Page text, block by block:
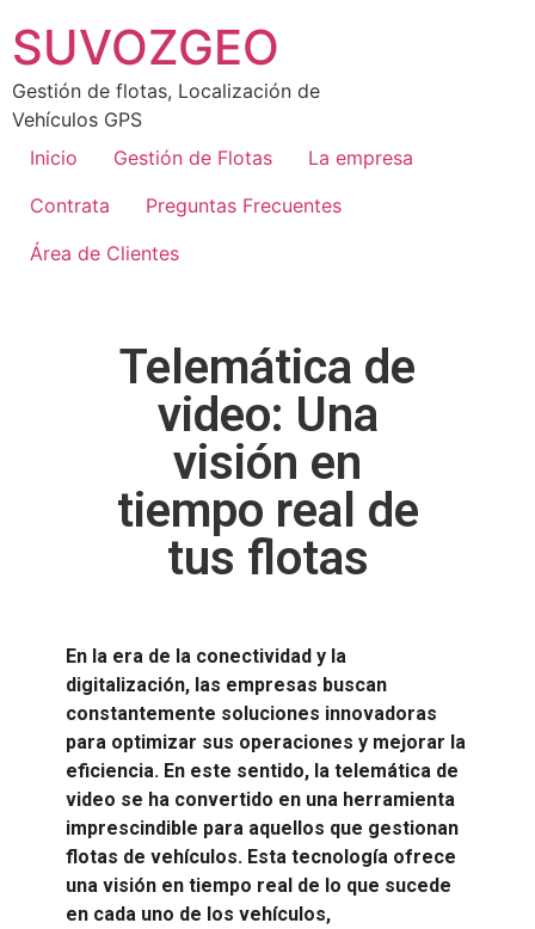
SUVOZGEO
Gestión de flotas, Localización de
Vehículos GPS
Inicio
Gestión de Flotas
La empresa
Contrata
Preguntas Frecuentes
Área de Clientes
Telemática de
video: Una
visión en
tiempo real de
tus flotas
En la era de la conectividad y la
digitalización, las empresas buscan
constantemente soluciones innovadoras
para optimizar sus operaciones y mejorar la
eficiencia. En este sentido, la telemática de
video se ha convertido en una herramienta
imprescindible para aquellos que gestionan
flotas de vehículos. Esta tecnología ofrece
una visión en tiempo real de lo que sucede
en cada uno de los vehículos,